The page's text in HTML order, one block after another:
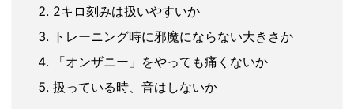
2キロ刻みは扱いやすいか
トレーニング時に邪魔にならない大きさか
「オンザニー」をやっても痛くないか
扱っている時、音はしないか